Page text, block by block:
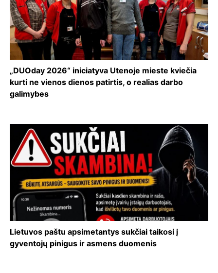
„DUOday 2026“ iniciatyva Utenoje mieste kviečia
kurti ne vienos dienos patirtis, o realias darbo
galimybes
Lietuvos paštu apsimetantys sukčiai taikosi į
gyventojų pinigus ir asmens duomenis